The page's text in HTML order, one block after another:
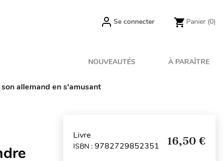
Se connecter Panier (0)
NOUVEAUTÉS À PARAÎTRE
allemand en s'amusant
Livre
ISBN : 9782729852351 16,50 €